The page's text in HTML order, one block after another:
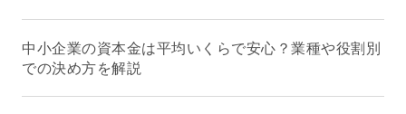
中小企業の資本金は平均いくらで安心？業種や役割別
での決め方を解説